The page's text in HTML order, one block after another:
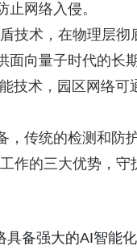
网络入侵。
技术，在物理层
面向量子时代的长
技术，园区网络
，传统的检测和防
作的三大优势，
具备强大的AI智能